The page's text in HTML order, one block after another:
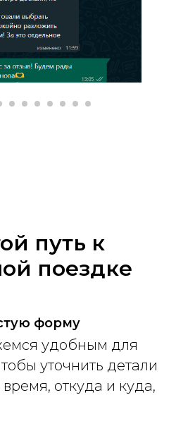
путь к
поездке
форму
удобным для
уточнить детали
откуда и куда,